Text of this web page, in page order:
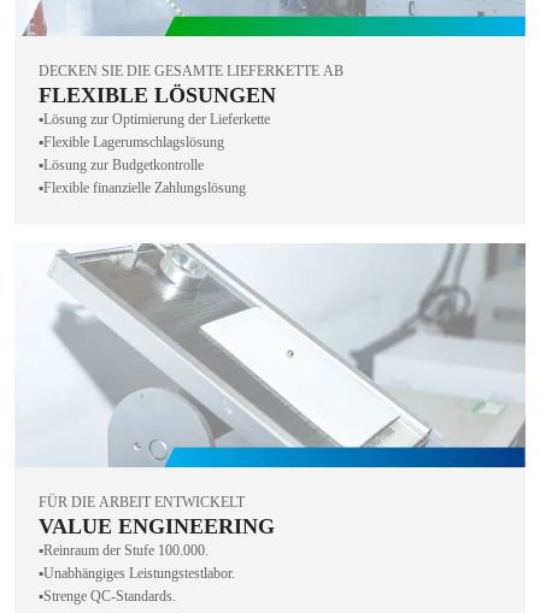
DECKEN SIE DIE GESAMTE LIEFERKETTE AB
FLEXIBLE LÖSUNGEN
▪️Lösung zur Optimierung der Lieferkette
▪️Flexible Lagerumschlagslösung
▪️Lösung zur Budgetkontrolle
▪️Flexible finanzielle Zahlungslösung
FÜR DIE ARBEIT ENTWICKELT
VALUE ENGINEERING
▪️Reinraum der Stufe 100.000.
▪️Unabhängiges Leistungstestlabor.
▪️Strenge QC-Standards.